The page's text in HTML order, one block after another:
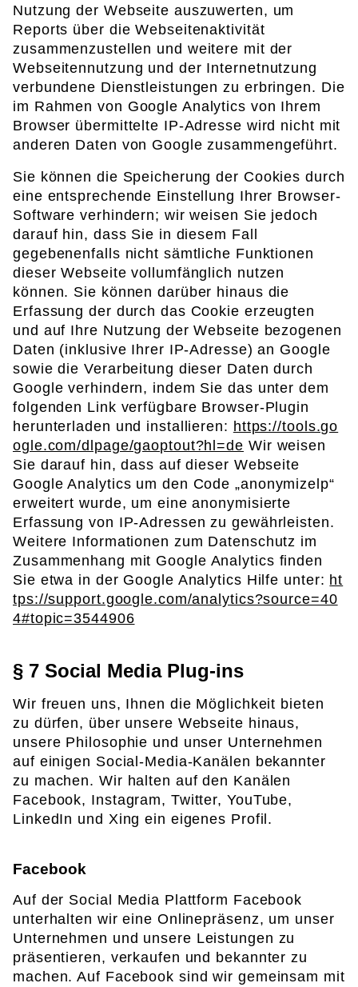
Nutzung der Webseite auszuwerten, um
Reports über die Webseitenaktivität
zusammenzustellen und weitere mit der
Webseitennutzung und der Internetnutzung
verbundene Dienstleistungen zu erbringen. Die
im Rahmen von Google Analytics von Ihrem
Browser übermittelte IP-Adresse wird nicht mit
anderen Daten von Google zusammengeführt.
Sie können die Speicherung der Cookies durch
eine entsprechende Einstellung Ihrer Browser-
Software verhindern; wir weisen Sie jedoch
darauf hin, dass Sie in diesem Fall
gegebenenfalls nicht sämtliche Funktionen
dieser Webseite vollumfänglich nutzen
können. Sie können darüber hinaus die
Erfassung der durch das Cookie erzeugten
und auf Ihre Nutzung der Webseite bezogenen
Daten (inklusive Ihrer IP-Adresse) an Google
sowie die Verarbeitung dieser Daten durch
Google verhindern, indem Sie das unter dem
folgenden Link verfügbare Browser-Plugin
herunterladen und installieren: https://tools.go
ogle.com/dlpage/gaoptout?hl=de Wir weisen
Sie darauf hin, dass auf dieser Webseite
Google Analytics um den Code „anonymizelp“
erweitert wurde, um eine anonymisierte
Erfassung von IP-Adressen zu gewährleisten.
Weitere Informationen zum Datenschutz im
Zusammenhang mit Google Analytics finden
Sie etwa in der Google Analytics Hilfe unter: ht
tps://support.google.com/analytics?source=40
4#topic=3544906
§ 7 Social Media Plug-ins
Wir freuen uns, Ihnen die Möglichkeit bieten
zu dürfen, über unsere Webseite hinaus,
unsere Philosophie und unser Unternehmen
auf einigen Social-Media-Kanälen bekannter
zu machen. Wir halten auf den Kanälen
Facebook, Instagram, Twitter, YouTube,
LinkedIn und Xing ein eigenes Profil.
Facebook
Auf der Social Media Plattform Facebook
unterhalten wir eine Onlinepräsenz, um unser
Unternehmen und unsere Leistungen zu
präsentieren, verkaufen und bekannter zu
machen. Auf Facebook sind wir gemeinsam mit